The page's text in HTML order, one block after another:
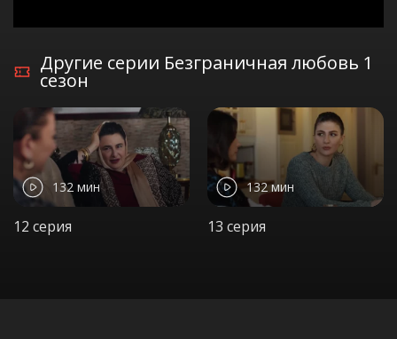
Другие серии Безграничная любовь 1
сезон
132 мин
12 серия
132 мин
13 серия